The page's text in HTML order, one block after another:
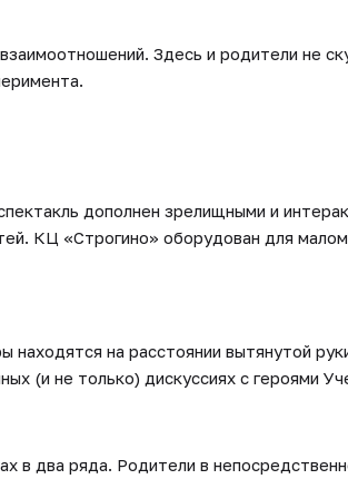
Здесь и родители не
дополнен зрелищными и
КЦ «Строгино» оборудован для
находятся на расстоянии вытянутой
(и не только) дискуссиях с героями
в два ряда. Родители в